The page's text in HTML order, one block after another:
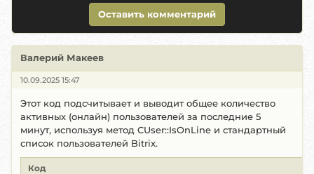
Оставить комментарий
Валерий Макеев
10.09.2025 15:47
Этот код подсчитывает и выводит общее количество
активных (онлайн) пользователей за последние 5
минут, используя метод CUser::IsOnLine и стандартный
список пользователей Bitrix.
Код